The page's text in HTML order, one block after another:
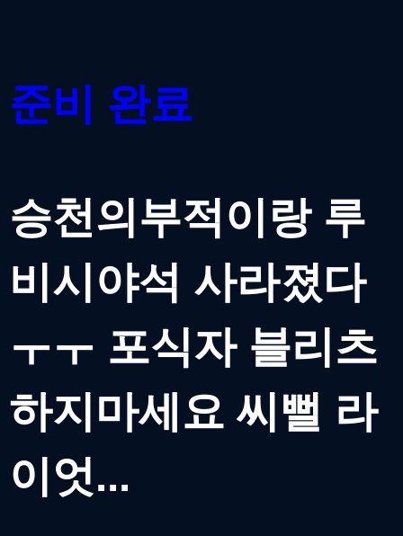
준비 완료
승천의부적이랑 루
비시야석 사라졌다
ㅜㅜ 포식자 블리츠
하지마세요 씨뻘 라
이엇...